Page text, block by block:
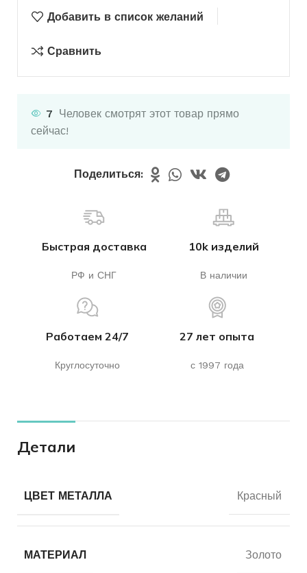
Добавить в список желаний
Сравнить
7 Человек смотрят этот товар прямо
сейчас!
Поделиться:
Быстрая доставка
РФ и СНГ
10k изделий
В наличии
Работаем 24/7
Круглосуточно
27 лет опыта
с 1997 года
Детали
ЦВЕТ МЕТАЛЛА Красный
МАТЕРИАЛ Золото